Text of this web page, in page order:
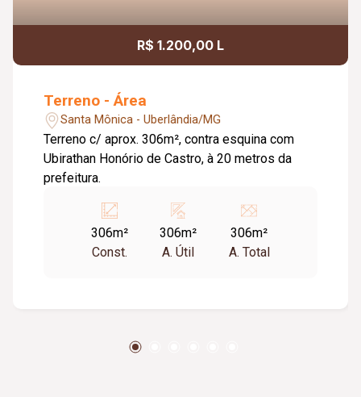
R$ 1.200,00 L
Terreno - Área
Santa Mônica - Uberlândia/MG
Terreno c/ aprox. 306m², contra esquina com
Ubirathan Honório de Castro, à 20 metros da
prefeitura.
306m²
Const.
306m²
A. Útil
306m²
A. Total